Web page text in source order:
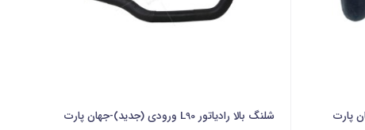
شلنگ بالا رادیاتور L90 ورودی (جدید)-جهان پارت